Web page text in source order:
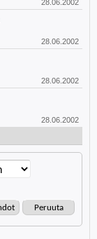
28.06.2002
28.06.2002
28.06.2002
28.06.2002